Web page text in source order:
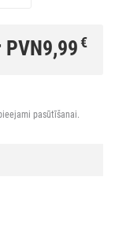
PVN9,99€
pasūtīšanai.